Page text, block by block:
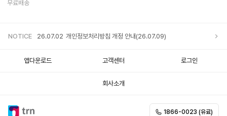
무료배송
NOTICE 26.07.02 개인정보처리방침 개정 안내(26.07.09)
앱다운로드 고객센터 로그인
회사소개
1866-0023 (유료)